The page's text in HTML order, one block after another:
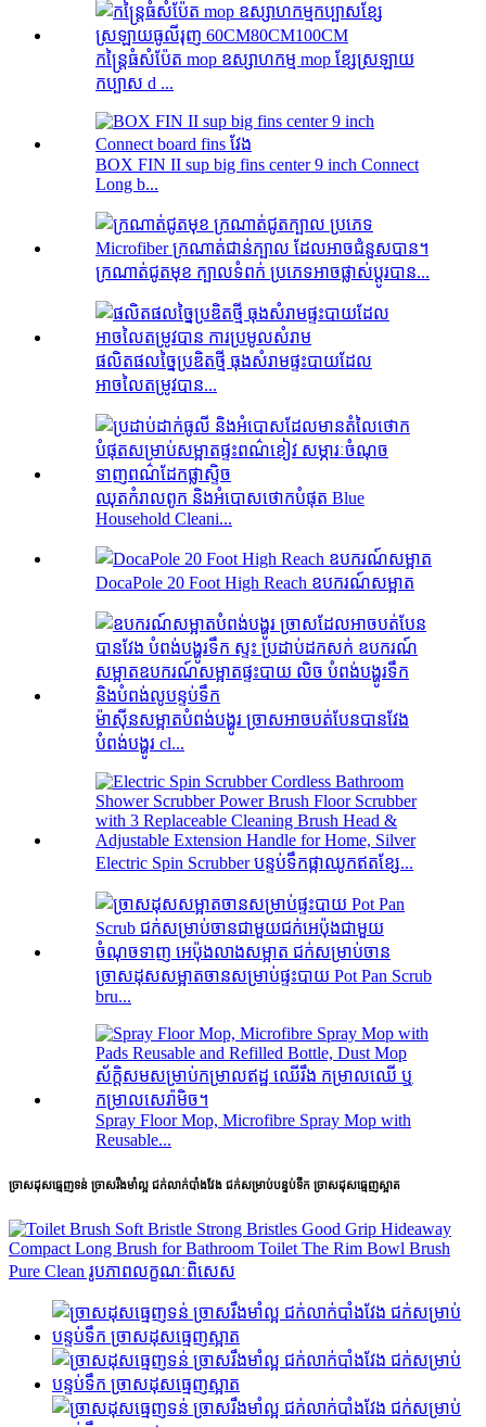
កន្ត្រៃធំសំប៉ែត mop ឧស្សាហកម្ម mop ខ្សែស្រឡាយ
កប្បាស d ...
BOX FIN II sup big fins center 9 inch Connect
Long b...
ក្រណាត់ជូតមុខ ក្បាលទំពក់ ប្រភេទអាចផ្លាស់ប្តូរបាន...
ផលិតផលច្នៃប្រឌិតថ្មី ធុងសំរាមផ្ទះបាយដែល
អាចលៃតម្រូវបាន...
ឈុតកំរាលពូក និងអំបោសថោកបំផុត Blue
Household Cleani...
DocaPole 20 Foot High Reach ឧបករណ៍សម្អាត
ម៉ាស៊ីនសម្អាតបំពង់បង្ហូរ ច្រាសអាចបត់បែនបានវែង
បំពង់បង្ហូរ cl...
Electric Spin Scrubber បន្ទប់ទឹកផ្កាឈូកឥតខ្សែ...
ច្រាសដុសសម្អាតចានសម្រាប់ផ្ទះបាយ Pot Pan Scrub
bru...
Spray Floor Mop, Microfibre Spray Mop with
Reusable...
ច្រាសដុសធ្មេញទន់ ច្រាសរឹងមាំល្អ ជក់លាក់បាំងវែង ជក់សម្រាប់បន្ទប់ទឹក ច្រាសដុសធ្មេញស្អាត